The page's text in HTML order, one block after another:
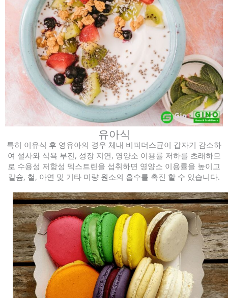
유아식
특히 이유식 후 영유아의 경우 체내 비피더스균이 갑자기 감소하
여 설사와 식욕 부진, 성장 지연, 영양소 이용률 저하를 초래하므
로 수용성 저항성 덱스트린을 섭취하면 영양소 이용률을 높이고
칼슘, 철, 아연 및 기타 미량 원소의 흡수를 촉진 할 수 있습니다.